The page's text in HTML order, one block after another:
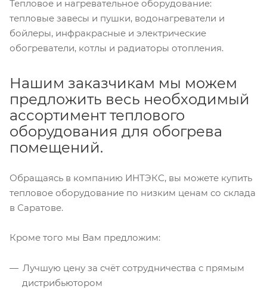
Тепловое и нагревательное оборудование:
тепловые завесы и пушки, водонагреватели и
бойлеры, инфракрасные и электрические
обогреватели, котлы и радиаторы отопления.
Нашим заказчикам мы можем
предложить весь необходимый
ассортимент теплового
оборудования для обогрева
помещений.
Обращаясь в компанию ИНТЭКС, вы можете купить
тепловое оборудование по низким ценам со склада
в Саратове.
Кроме того мы Вам предложим:
Лучшую цену за счёт сотрудничества с прямым
дистрибьютором